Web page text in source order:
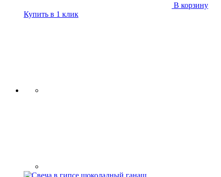
В корзину
Купить в 1 клик